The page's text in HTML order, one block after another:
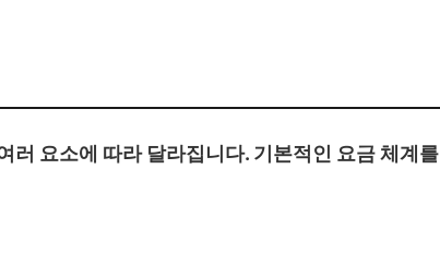
러 요소에 따라 달라집니다. 기본적인 요금 체계를